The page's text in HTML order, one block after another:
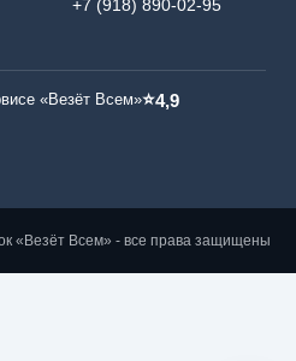
+7 (918) 890-02-95
«Везёт Всем»⭐4,9
«Везёт Всем» - все права защищены